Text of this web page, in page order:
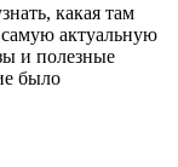
какая там
самую актуальную
и полезные
было